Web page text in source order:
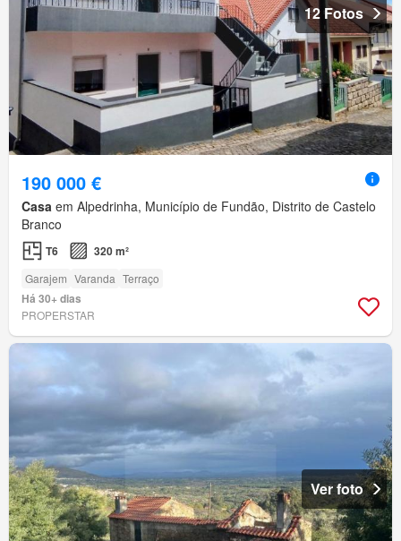
12 Fotos
190 000 €
Casa em Alpedrinha, Município de Fundão, Distrito de Castelo
Branco
T6 320 m²
Garajem Varanda Terraço
Há 30+ dias
PROPERSTAR
Ver foto